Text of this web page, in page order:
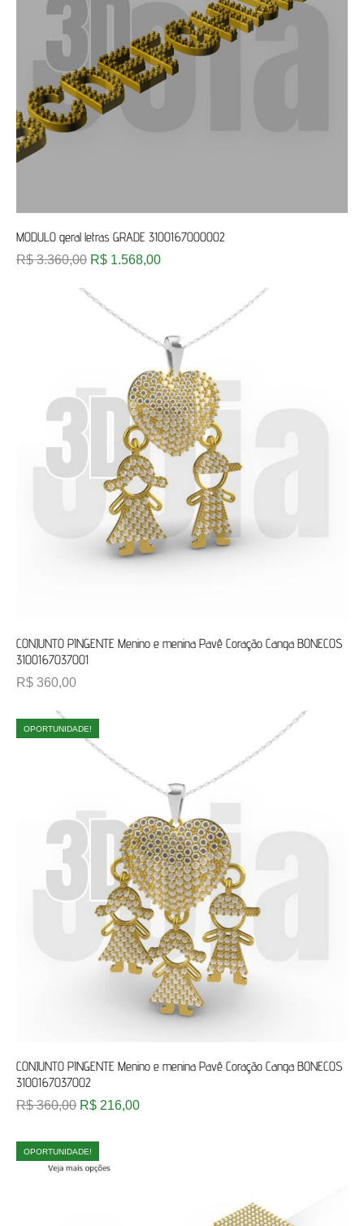
MODULO geral letras GRADE 3100167000002
R$3.360,00 R$ 1.568,00
CONJUNTO PINGENTE Menino e menina Pavê Coração Canga BONECOS
3100167037001
R$ 360,00
OPORTUNIDADE!
CONJUNTO PINGENTE Menino e menina Pavê Coração Canga BONECOS
3100167037002
R$360,00 R$ 216,00
OPORTUNIDADE!